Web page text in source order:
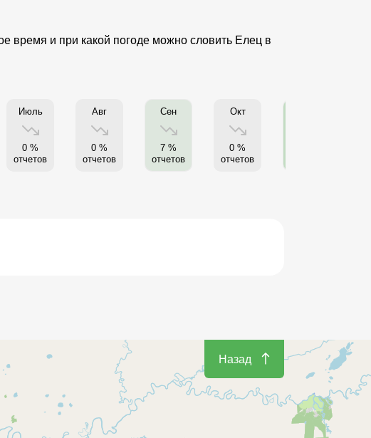
время и при какой погоде можно словить Елец в
Июль
0 %
отчетов
Авг
0 %
отчетов
Сен
7 %
отчетов
Окт
0 %
отчетов
Назад